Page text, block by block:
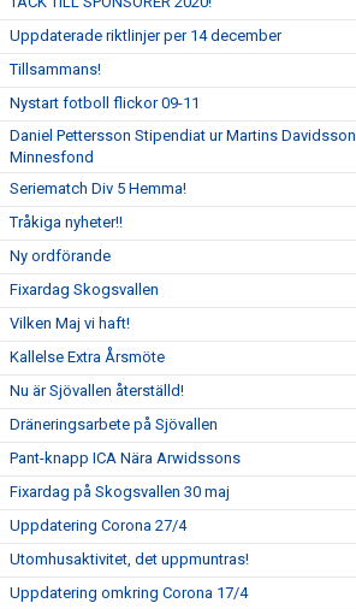
Uppdaterade riktlinjer per 14 december
Tillsammans!
Nystart fotboll flickor 09-11
Daniel Pettersson Stipendiat ur Martins Davidsson
Minnesfond
Seriematch Div 5 Hemma!
Tråkiga nyheter!!
Ny ordförande
Fixardag Skogsvallen
Vilken Maj vi haft!
Kallelse Extra Årsmöte
Nu är Sjövallen återställd!
Dräneringsarbete på Sjövallen
Pant-knapp ICA Nära Arwidssons
Fixardag på Skogsvallen 30 maj
Uppdatering Corona 27/4
Utomhusaktivitet, det uppmuntras!
Uppdatering omkring Corona 17/4